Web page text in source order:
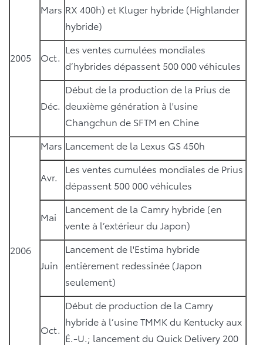
2005
Mars RX 400h) et Kluger hybride (Highlander
hybride)
Oct.
Les ventes cumulées mondiales
d’hybrides dépassent 500 000 véhicules
Déc.
Début de la production de la Prius de
deuxième génération à l'usine
Changchun de SFTM en Chine
2006
Mars Lancement de la Lexus GS 450h
Avr.
Les ventes cumulées mondiales de Prius
dépassent 500 000 véhicules
Mai
Lancement de la Camry hybride (en
vente à l’extérieur du Japon)
Juin
Lancement de l'Estima hybride
entièrement redessinée (Japon
seulement)
Oct.
Début de production de la Camry
hybride à l’usine TMMK du Kentucky aux
É.-U.; lancement du Quick Delivery 200